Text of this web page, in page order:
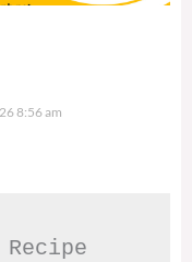
8:56 am